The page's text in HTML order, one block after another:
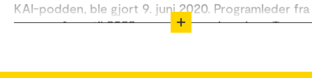
KAI-podden, ble gjort 9. juni 2020. Programleder
gang og frem til 2022 var professor Lars Inge Terum
Forskningsleder ved Arbeidsforskningsinstituttet